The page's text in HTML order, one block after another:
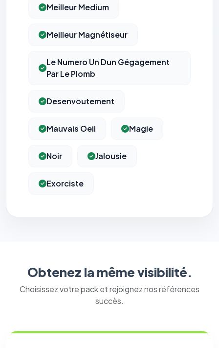
Meilleur Medium
Meilleur Magnétiseur
Le Numero Un Dun Gégagement
Par Le Plomb
Desenvoutement
Mauvais Oeil Magie
Noir Jalousie
Exorciste
Obtenez la même visibilité.
Choisissez votre pack et rejoignez nos références
succès.